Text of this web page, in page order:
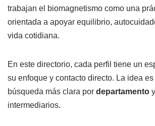
trabajan el biomagnetismo como una
orientada a apoyar equilibrio,
vida cotidiana.
En este directorio, cada perfil tiene un
su enfoque y contacto directo. La idea
búsqueda más clara por departamento y
intermediarios.